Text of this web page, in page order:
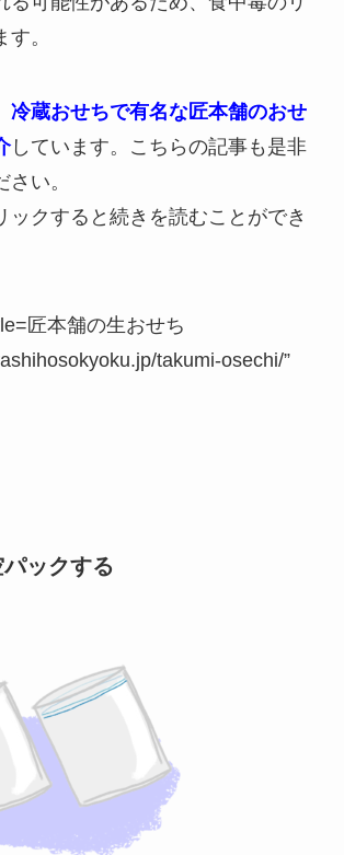
。
冷蔵おせちで有名な匠本舗のおせ
しています。こちらの記事も是非
い。
ックすると続きを読むことができ
匠本舗の生おせち
takumi-osechi/”
ックする